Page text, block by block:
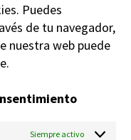
Puedes
de tu navegador,
nuestra web puede
Siempre activo